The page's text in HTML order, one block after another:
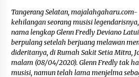
Tangerang Selatan,
kehilangan seorang musisi
nama lengkap Glenn Fredly Deviano
berpulang setelah berjuang melawan
dideritanya, di Rumah Sakit Setia Mitra,
malam (08/04/2020). Glenn Fredly tak
musisi, namun telah lama menjelma